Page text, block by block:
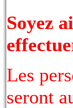
Soyez
Les
seront